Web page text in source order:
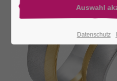
Datenschutz